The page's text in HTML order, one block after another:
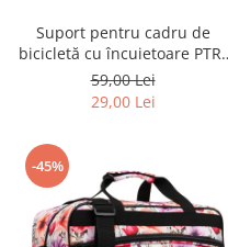
Suport pentru cadru de
bicicletă cu încuietoare PTR-
AR-S-101
59,00 Lei
29,00 Lei
-45%